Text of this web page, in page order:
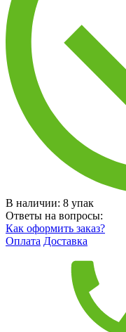
В наличии: 8 упак
Ответы на вопросы:
Как оформить заказ?
Оплата Доставка